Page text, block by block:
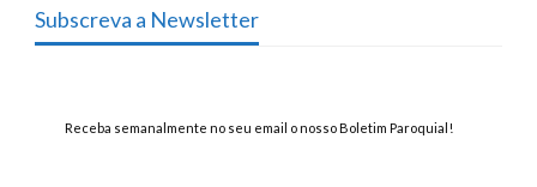
Subscreva a Newsletter
Receba semanalmente no seu email o nosso Boletim Paroquial!